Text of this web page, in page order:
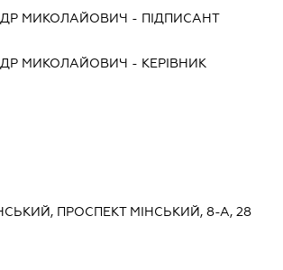
МИКОЛАЙОВИЧ - ПІДПИСАНТ
МИКОЛАЙОВИЧ - КЕРІВНИК
ПРОСПЕКТ МІНСЬКИЙ, 8-А, 28